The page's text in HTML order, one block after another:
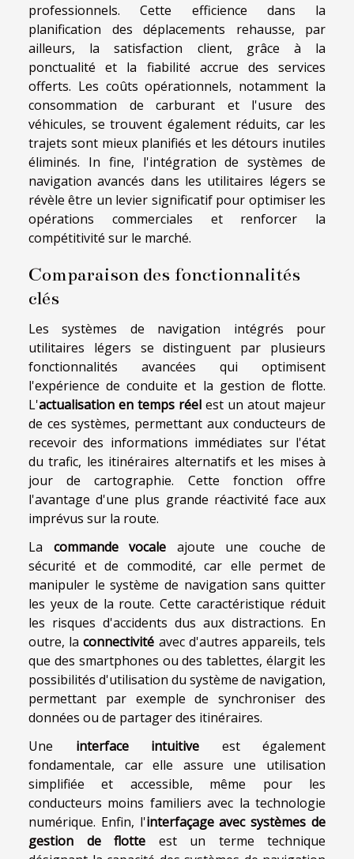
professionnels. Cette efficience dans la
planification des déplacements rehausse, par
ailleurs, la satisfaction client, grâce à la
ponctualité et la fiabilité accrue des services
offerts. Les coûts opérationnels, notamment la
consommation de carburant et l'usure des
véhicules, se trouvent également réduits, car les
trajets sont mieux planifiés et les détours inutiles
éliminés. In fine, l'intégration de systèmes de
navigation avancés dans les utilitaires légers se
révèle être un levier significatif pour optimiser les
opérations commerciales et renforcer la
compétitivité sur le marché.
Comparaison des fonctionnalités
clés
Les systèmes de navigation intégrés pour
utilitaires légers se distinguent par plusieurs
fonctionnalités avancées qui optimisent
l'expérience de conduite et la gestion de flotte.
L'actualisation en temps réel est un atout majeur
de ces systèmes, permettant aux conducteurs de
recevoir des informations immédiates sur l'état
du trafic, les itinéraires alternatifs et les mises à
jour de cartographie. Cette fonction offre
l'avantage d'une plus grande réactivité face aux
imprévus sur la route.
La commande vocale ajoute une couche de
sécurité et de commodité, car elle permet de
manipuler le système de navigation sans quitter
les yeux de la route. Cette caractéristique réduit
les risques d'accidents dus aux distractions. En
outre, laconnectivité avec d'autres appareils, tels
que des smartphones ou des tablettes, élargit les
possibilités d'utilisation du système de navigation,
permettant par exemple de synchroniser des
données ou de partager des itinéraires.
Une interface intuitive est également
fondamentale, car elle assure une utilisation
simplifiée et accessible, même pour les
conducteurs moins familiers avec la technologie
numérique. Enfin, l'interfaçage avec systèmes de
gestion de flotte est un terme technique